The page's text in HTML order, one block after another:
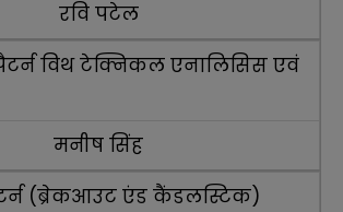
रवि पटेल
विथ टेक्निकल एनालिसिस एवं
मनीष सिंह
(ब्रेकआउट एंड कैंडलस्टिक)